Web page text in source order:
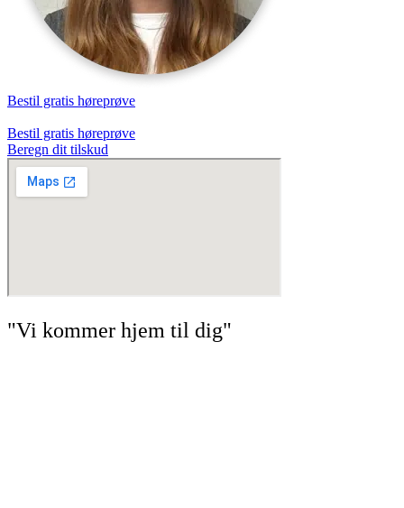
Bestil gratis høreprøve
Bestil gratis høreprøve
Beregn dit tilskud
"Vi kommer hjem til dig"